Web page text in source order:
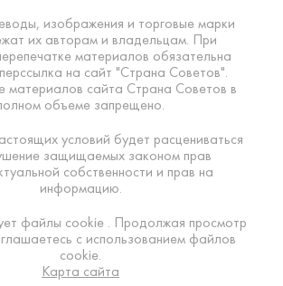
изображения и торговые марки
их авторам и владельцам. При
материалов обязательна
на сайт "Страна Советов".
материалов сайта Страна Советов в
объеме запрещено.
условий будет расцениваться
защищаемых законом прав
собственности и прав на
информацию.
файлы cookie . Продолжая просмотр
с использованием файлов
cookie.
Карта сайта